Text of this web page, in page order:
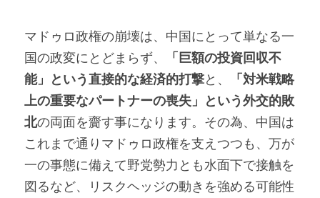
マドゥロ政権の崩壊は、中国にとって単なる一
国の政変にとどまらず、
「巨額の投資回収不
能」という直接的な経済的打撃と、
「対米戦略
上の重要なパートナーの喪失」という外交的敗
北の両面を齎す事になります。その為、中国は
これまで通りマドゥロ政権を支えつつも、万が
一の事態に備えて野党勢力とも水面下で接触を
図るなど、リスクヘッジの動きを強める可能性